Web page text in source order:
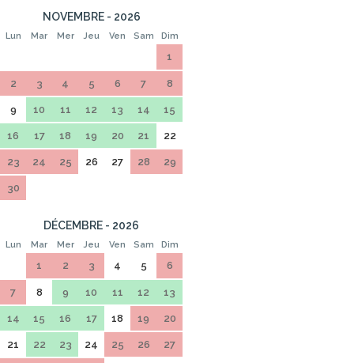
NOVEMBRE - 2026
Lun Mar Mer Jeu Ven Sam Dim
1
2 3 4 5 6 7 8
9 10 11 12 13 14 15
16 17 18 19 20 21 22
23 24 25 26 27 28 29
30
DÉCEMBRE - 2026
Lun Mar Mer Jeu Ven Sam Dim
1 2 3 4 5 6
7 8 9 10 11 12 13
14 15 16 17 18 19 20
21 22 23 24 25 26 27